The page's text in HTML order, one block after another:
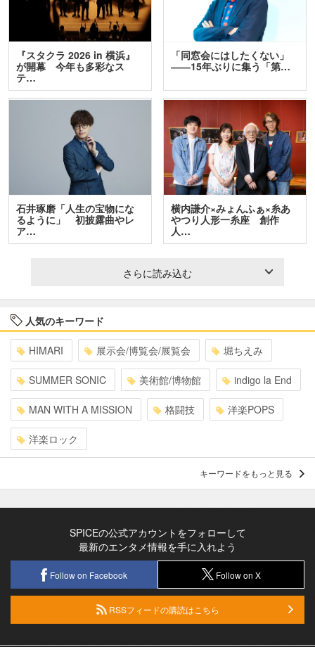
『スタクラ 2026 in 横浜』
が開幕 今年も多彩なス
テ…
「同窓会にはしたくない」
――15年ぶりに集う「第…
石井琢磨「人生の宝物にな
るように」 初披露曲やレ
ア…
横内謙介×みょんふぁ×糸あ
やつり人形一糸座 創作
人…
さらに読み込む
人気のキーワード
HIMARI 展示会/博覧会/展覧会 堀ちえみ
SUMMER SONIC 美術館/博物館 indigo la End
MAN WITH A MISSION 格闘技 洋楽POPS
洋楽ロック
キーワードをもっと見る
SPICEの公式アカウントをフォローして
最新のエンタメ情報を手に入れよう
Follow on Facebook Follow on X
RSSフィードの購読はこちら